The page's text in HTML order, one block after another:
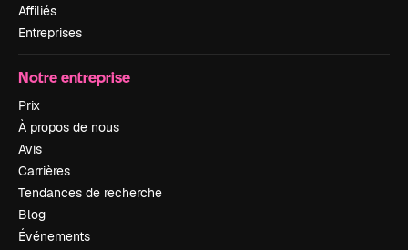
Affiliés
Entreprises
Notre entreprise
Prix
À propos de nous
Avis
Carrières
Tendances de recherche
Blog
Événements